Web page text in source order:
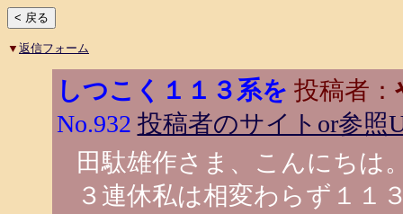
▼ 返信フォーム
しつこく１１３系を 投稿者：
No.932 投稿者のサイトor参照
田駄雄作さま、こんにちは
３連休私は相変わらず１１